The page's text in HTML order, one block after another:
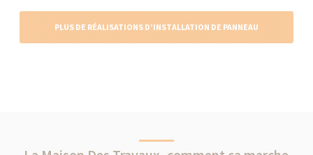
PLUS DE RÉALISATIONS D’INSTALLATION DE PANNEAU